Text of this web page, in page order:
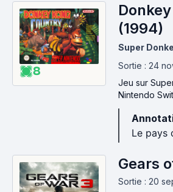
8
(1994)
Super
Sortie : 24
Jeu sur
Nintendo
Le pays
Gears
Sortie : 20